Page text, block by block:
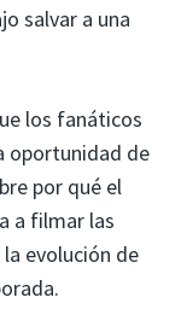
salvar a una
los fanáticos
oportunidad de
por qué el
a filmar las
evolución de